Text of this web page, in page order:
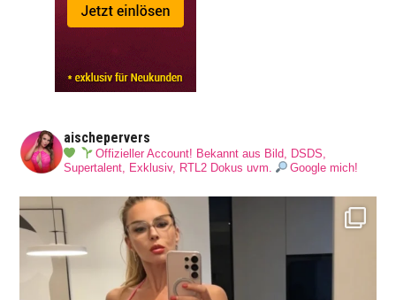
aischepervers
Offizieller Account! Bekannt aus Bild, DSDS,
Supertalent, Exklusiv, RTL2 Dokus uvm.
Google mich!